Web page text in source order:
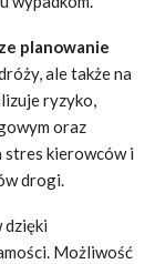
planowanie
ale także na
ryzyko,
oraz
stres kierowców i
drogi.
dzięki
Możliwość